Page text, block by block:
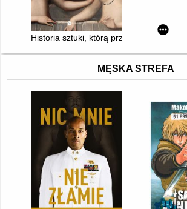
Historia sztuki, którą przed tobą ukrywano
MĘSKA STREFA